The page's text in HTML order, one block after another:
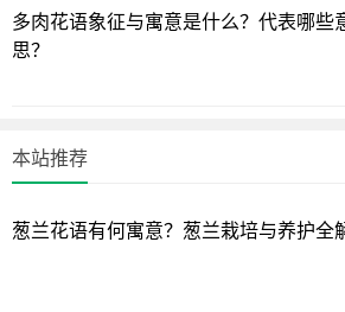
多肉花语象征与寓意是什么？代表哪些
思？
本站推荐
葱兰花语有何寓意？葱兰栽培与养护全